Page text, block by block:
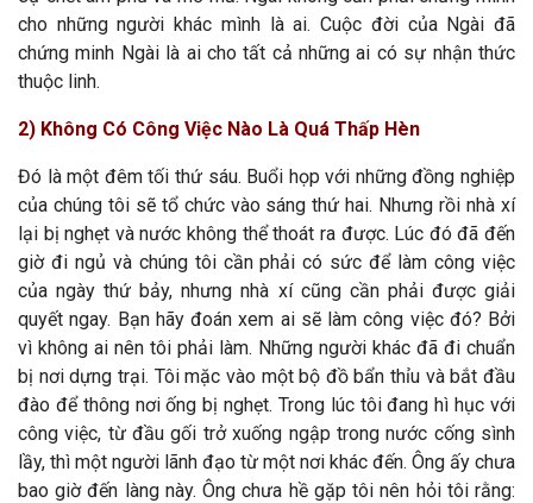
cho những người khác mình là ai. Cuộc đời của Ngài đã
chứng minh Ngài là ai cho tất cả những ai có sự nhận thức
thuộc linh.
2) Không Có Công Việc Nào Là Quá Thấp Hèn
Đó là một đêm tối thứ sáu. Buổi họp với những đồng nghiệp
của chúng tôi sẽ tổ chức vào sáng thứ hai. Nhưng rồi nhà xí
lại bị nghẹt và nước không thể thoát ra được. Lúc đó đã đến
giờ đi ngủ và chúng tôi cần phải có sức để làm công việc
của ngày thứ bảy, nhưng nhà xí cũng cần phải được giải
quyết ngay. Bạn hãy đoán xem ai sẽ làm công việc đó? Bởi
vì không ai nên tôi phải làm. Những người khác đã đi chuẩn
bị nơi dựng trại. Tôi mặc vào một bộ đồ bẩn thỉu và bắt đầu
đào để thông nơi ống bị nghẹt. Trong lúc tôi đang hì hục với
công việc, từ đầu gối trở xuống ngập trong nước cống sình
lầy, thì một người lãnh đạo từ một nơi khác đến. Ông ấy chưa
bao giờ đến làng này. Ông chưa hề gặp tôi nên hỏi tôi rằng: